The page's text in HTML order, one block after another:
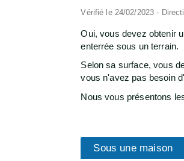
Vérifié le 24/02/2023 -
Oui, vous devez obtenir
enterrée sous un terrain.
Selon sa surface, vous
vous n'avez pas besoin
Nous vous présentons
Sous une maison